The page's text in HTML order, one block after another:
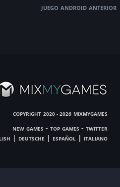
juego android anterior
copyright 2020 - 2026 mixmygames
new games - top games - twitter
| deutsche | español | italiano